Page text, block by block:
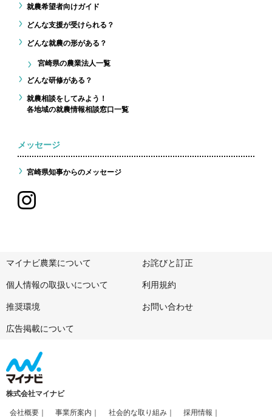
就農希望者向けガイド
どんな支援が受けられる？
どんな就農の形がある？
宮崎県の農業法人一覧
どんな研修がある？
就農相談をしてみよう！
各地域の就農情報相談窓口一覧
メッセージ
宮崎県知事からのメッセージ
マイナビ農業について お詫びと訂正
個人情報の取扱いについて 利用規約
推奨環境 お問い合わせ
広告掲載について
株式会社マイナビ
会社概要 事業所案内 社会的な取り組み 採用情報